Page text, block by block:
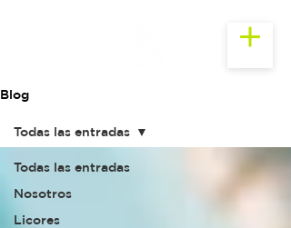
Blog
Todas las entradas
Nosotros
Licores
Todas las entradas